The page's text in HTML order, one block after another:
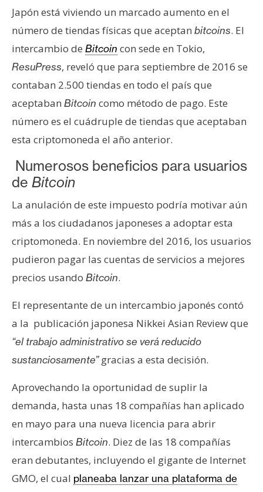
c
t
o
y
u
b
l
i
i
d
d
Japón está viviendo un marcado aumento en el
número de tiendas físicas que aceptan bitcoins. El
intercambio de Bitcoin con sede en Tokio,
ResuPress, reveló que para septiembre de 2016 se
contaban 2.500 tiendas en todo el país que
aceptaban Bitcoin como método de pago. Este
número es el cuádruple de tiendas que aceptaban
esta criptomoneda el año anterior.
Numerosos beneficios para usuarios
de Bitcoin
La anulación de este impuesto podría motivar aún
más a los ciudadanos japoneses a adoptar esta
criptomoneda. En noviembre del 2016, los usuarios
pudieron pagar las cuentas de servicios a mejores
precios usando Bitcoin.
El representante de un intercambio japonés contó
a la publicación japonesa Nikkei Asian Review que
“el trabajo administrativo se verá reducido
sustanciosamente”gracias a esta decisión.
Aprovechando la oportunidad de suplir la
demanda, hasta unas 18 compañías han aplicado
en mayo para una nueva licencia para abrir
intercambios Bitcoin. Diez de las 18 compañías
eran debutantes, incluyendo el gigante de Internet
GMO, el cual planeaba lanzar una plataforma de